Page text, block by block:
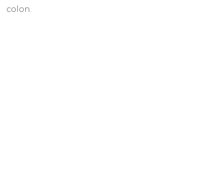
colon.